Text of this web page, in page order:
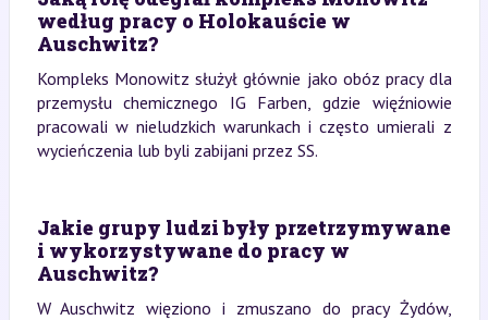
według pracy o Holokauście w
Auschwitz?
Kompleks Monowitz służył głównie jako obóz pracy dla
przemysłu chemicznego IG Farben, gdzie więźniowie
pracowali w nieludzkich warunkach i często umierali z
wycieńczenia lub byli zabijani przez SS.
Jakie grupy ludzi były przetrzymywane
i wykorzystywane do pracy w
Auschwitz?
W Auschwitz więziono i zmuszano do pracy Żydów,